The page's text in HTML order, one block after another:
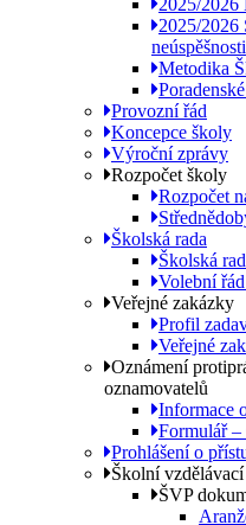
2025/
2025/2026
neúspěšnosti
Metodika
Provozní řád
Koncepce školy
Výroční zprávy
Rozpočet školy
Rozpočet
Školská rada
Školská
Volební
Veřejné zakázky
Profil
Veřejné
Oznámení
oznamovatelů
Informace
Formulář –
Prohlášení o
Školní
ŠVP